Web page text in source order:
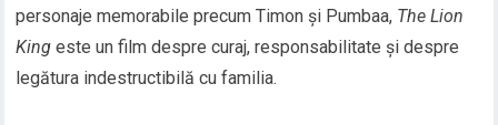
personaje memorabile precum Timon și Pumbaa, The Lion
King este un film despre curaj, responsabilitate și despre
legătura indestructibilă cu familia.